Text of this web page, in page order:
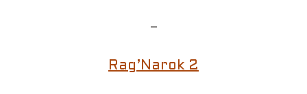
–
Rag’Narok 2